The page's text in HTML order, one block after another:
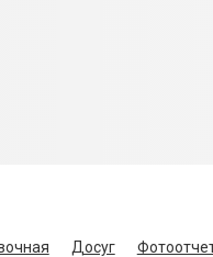
Досуг